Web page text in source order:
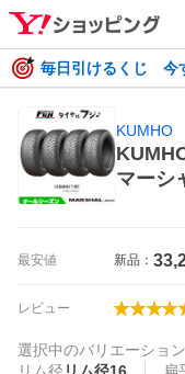
毎日引けるくじ 今
KUMHO
マーシ
最安値 新品：
レビュー
選択中のバリエーション